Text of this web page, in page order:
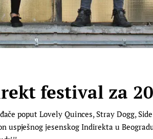
festival za
poput Lovely Quinces, Stray Dogg,
uspješnog jesenskog Indirekta u